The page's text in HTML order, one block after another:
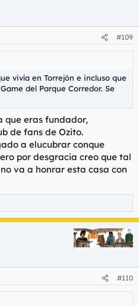
#109
vivía en Torrejón e incluso que
del Parque Corredor. Se
que eras fundador,
de fans de Ozito.
a elucubrar conque
por desgracia creo que tal
va a honrar esta casa con
#110